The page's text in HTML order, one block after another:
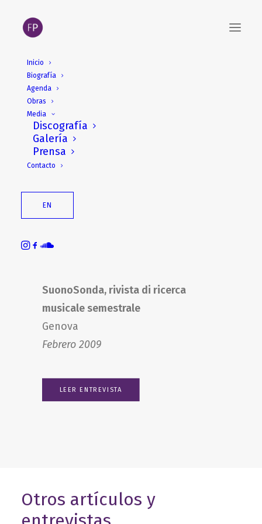
Inicio
Biografía
Agenda
Obras
Media
Discografía
Galería
Prensa
Contacto
EN
SuonoSonda:
MOSAICI DI
FRAMMENTI E
LIBERTÀ E DESTINO
SuonoSonda, rivista di ricerca
musicale semestrale
Genova
Febrero 2009
LEER ENTREVISTA
Otros artículos y